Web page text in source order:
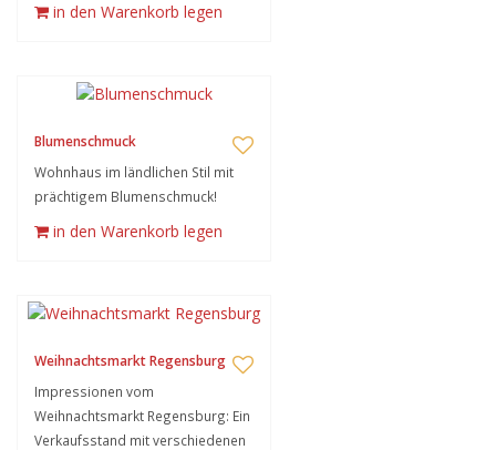
in den Warenkorb legen
Blumenschmuck
Wohnhaus im ländlichen Stil mit
prächtigem Blumenschmuck!
in den Warenkorb legen
Weihnachtsmarkt Regensburg
Impressionen vom
Weihnachtsmarkt Regensburg: Ein
Verkaufsstand mit verschiedenen